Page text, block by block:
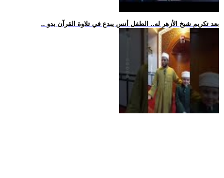
.. بعد تكريم شيخ الأزهر له.. الطفل أنس يبدع في تلاوة القرآن بدو